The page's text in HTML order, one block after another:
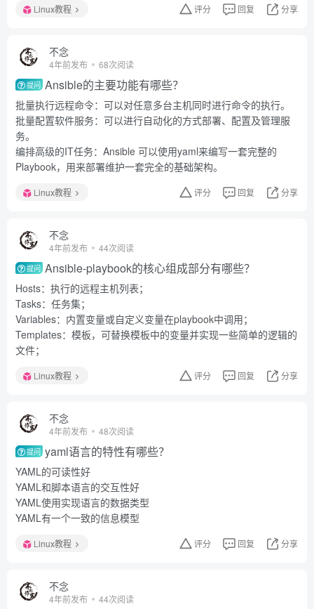
Linux教程 评分 回复 分享
不念
4年前发布 68次阅读
提问 Ansible的主要功能有哪些？
批量执行远程命令：可以对任意多台主机同时进行命令的执行。
批量配置软件服务：可以进行自动化的方式部署、配置及管理服
务。
编排高级的IT任务：Ansible 可以使用yaml来编写一套完整的
Playbook，用来部署维护一套完全的基础架构。
Linux教程 评分 回复 分享
不念
4年前发布 44次阅读
提问 Ansible-playbook的核心组成部分有哪些？
Hosts：执行的远程主机列表；
Tasks：任务集；
Variables：内置变量或自定义变量在playbook中调用；
Templates：模板，可替换模板中的变量并实现一些简单的逻辑的
文件；
Linux教程 评分 回复 分享
不念
4年前发布 48次阅读
提问 yaml语言的特性有哪些？
YAML的可读性好
YAML和脚本语言的交互性好
YAML使用实现语言的数据类型
YAML有一个一致的信息模型
Linux教程 评分 回复 分享
不念
4年前发布 44次阅读